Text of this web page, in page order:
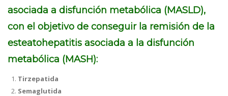
asociada a disfunción metabólica (MASLD),
con el objetivo de conseguir la remisión de la
esteatohepatitis asociada a la disfunción
metabólica (MASH):
Tirzepatida
Semaglutida